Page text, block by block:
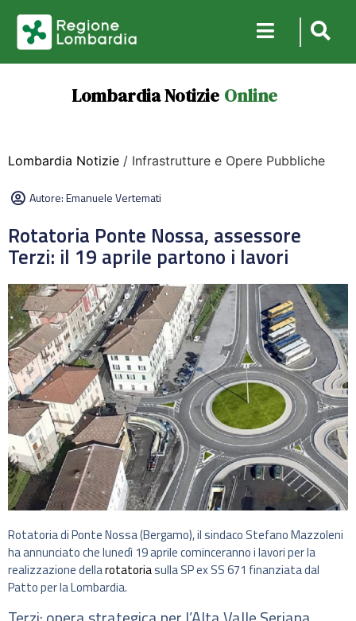
Lombardia Notizie Online
Lombardia Notizie / Infrastrutture e Opere Pubbliche
Autore:Emanuele Vertemati
Rotatoria Ponte Nossa, assessore
Terzi: il 19 aprile partono i lavori
Rotatoria di Ponte Nossa (Bergamo), il sindaco Stefano Mazzoleni
ha annunciato che lunedì 19 aprile cominceranno i lavori per la
realizzazione dellarotatoriasulla SP ex SS 671 finanziata dal
Patto per la Lombardia.